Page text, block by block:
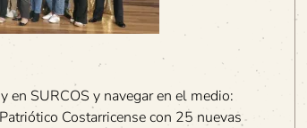
en SURCOS y navegar en el medio:
Costarricense con 25 nuevas